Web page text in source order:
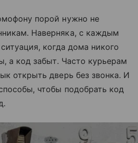
порой нужно не
Наверняка, с каждым
когда дома никого
а код забыт. Часто курьерам
открыть дверь без звонка. И
чтобы подобрать код